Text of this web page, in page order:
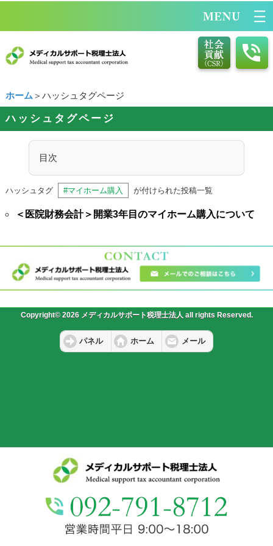
ホーム ＞ハッシュタグページ
ハッシュタグページ
目次
ハッシュタグ #マイホーム購入 が付けられた投稿一覧
＜医院財務会計＞開業3年目のマイホーム購入について
Copyright© 2026 メディカルサポート税理士法人 all rights Reserved.
パネル ホーム メール